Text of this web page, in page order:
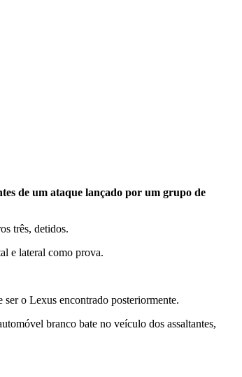
de um ataque lançado por um grupo de
três, detidos.
e lateral como prova.
o Lexus encontrado posteriormente.
branco bate no veículo dos assaltantes,